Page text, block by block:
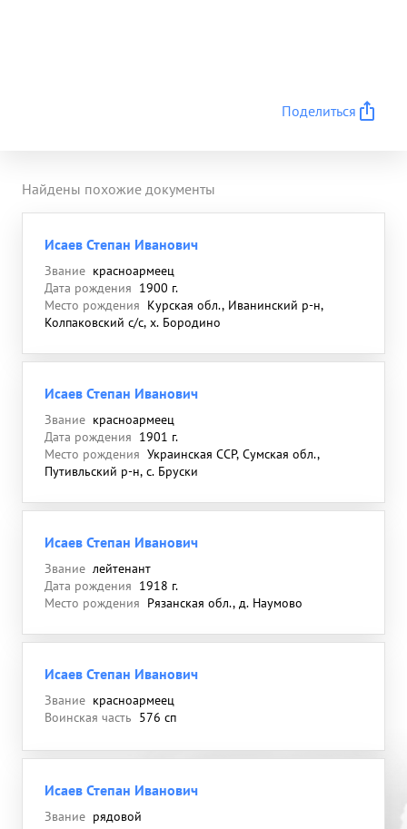
Поделиться
Найдены похожие документы
Исаев Степан Иванович
Звание красноармеец
Дата рождения 1900 г.
Место рождения Курская обл., Иванинский р-н,
Колпаковский с/с, х. Бородино
Исаев Степан Иванович
Звание красноармеец
Дата рождения 1901 г.
Место рождения Украинская ССР, Сумская обл.,
Путивльский р-н, с. Бруски
Исаев Степан Иванович
Звание лейтенант
Дата рождения 1918 г.
Место рождения Рязанская обл., д. Наумово
Исаев Степан Иванович
Звание красноармеец
Воинская часть 576 сп
Исаев Степан Иванович
Звание рядовой